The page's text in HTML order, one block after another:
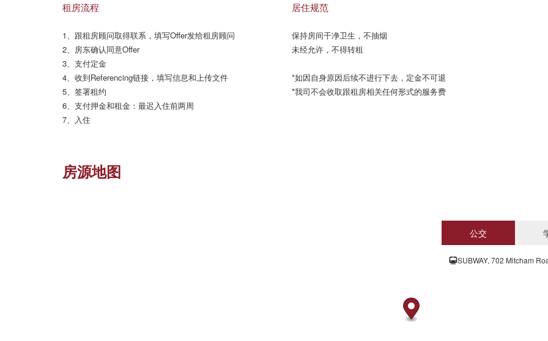
租房流程
1、跟租房顾问取得联系，填写Offer发给租房顾问
2、房东确认同意Offer
3、支付定金
4、收到Referencing链接，填写信息和上传文件
5、签署租约
6、支付押金和租金：最迟入住前两周
7、入住
居住规范
保持房间干净卫生，不抽烟
未经允许，不得转租
*如因自身原因后续不进行下去，定金不可退
*我司不会收取跟租房相关任何形式的服务费
房源地图
公交
SUBWAY, 702 Mitcham